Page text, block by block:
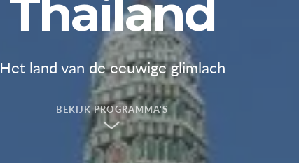
Thailand
Het land van de eeuwige glimlach
BEKIJK PROGRAMMA'S